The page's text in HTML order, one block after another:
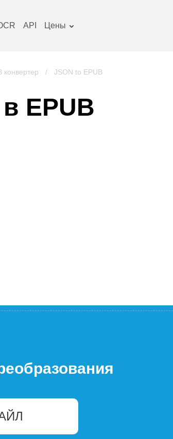
API Цены
конвертер / JSON to EPUB
EPUB